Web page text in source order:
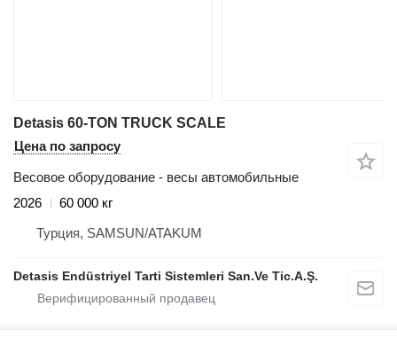
Detasis 60-TON TRUCK SCALE
Цена по запросу
Весовое оборудование - весы автомобильные
2026
60 000 кг
Турция, SAMSUN/ATAKUM
Detasis Endüstriyel Tarti Sistemleri San.Ve Tic.A.Ş.